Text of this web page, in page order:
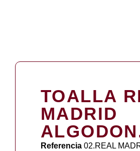
TOALLA
MADRID
Referencia 02.REAL